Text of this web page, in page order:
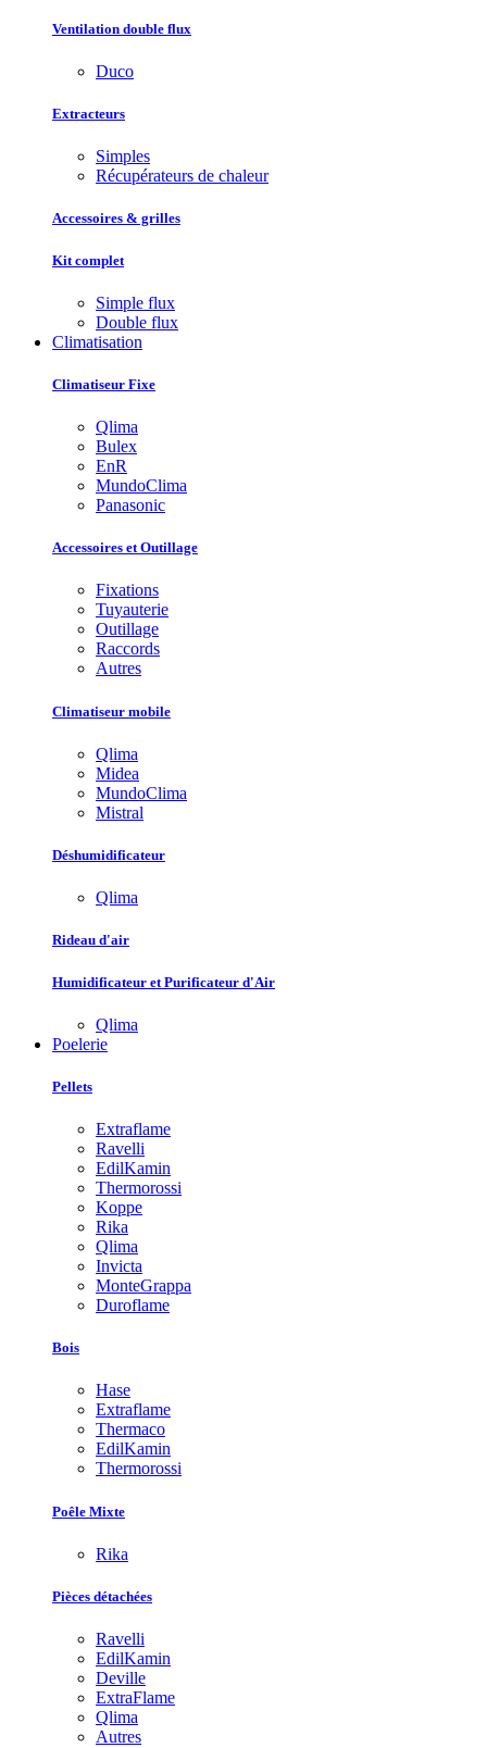
Ventilation double flux
Duco
Extracteurs
Simples
Récupérateurs de chaleur
Accessoires & grilles
Kit complet
Simple flux
Double flux
Climatisation
Climatiseur Fixe
Qlima
Bulex
EnR
MundoClima
Panasonic
Accessoires et Outillage
Fixations
Tuyauterie
Outillage
Raccords
Autres
Climatiseur mobile
Qlima
Midea
MundoClima
Mistral
Déshumidificateur
Qlima
Rideau d'air
Humidificateur et Purificateur d'Air
Qlima
Poelerie
Pellets
Extraflame
Ravelli
EdilKamin
Thermorossi
Koppe
Rika
Qlima
Invicta
MonteGrappa
Duroflame
Bois
Hase
Extraflame
Thermaco
EdilKamin
Thermorossi
Poêle Mixte
Rika
Pièces détachées
Ravelli
EdilKamin
Deville
ExtraFlame
Qlima
Autres